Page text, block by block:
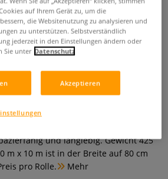
und langlebig. Gewicht 425
m x 10 m ist in der Breite auf 80 cm
pro Rolle.​​​​​​
Mehr
auf Ihrem Gerät zu, um die
die Websitenutzung zu analysieren und
zu unterstützen. Selbstverständlich
jederzeit in den Einstellungen ändern oder
Sie unter Datenschutz
Akzeptieren